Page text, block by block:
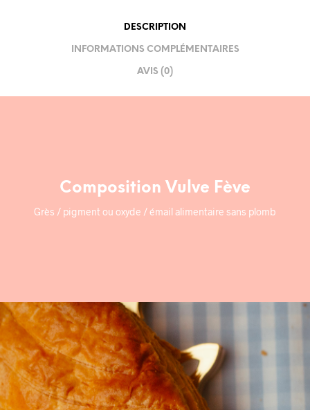
DESCRIPTION
INFORMATIONS COMPLÉMENTAIRES
AVIS (0)
Composition Vulve Fève
Grès / pigment ou oxyde / émail alimentaire sans plomb